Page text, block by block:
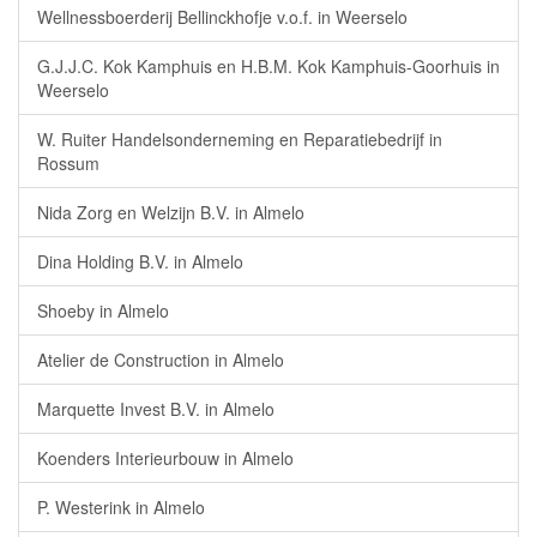
Wellnessboerderij Bellinckhofje v.o.f. in Weerselo
G.J.J.C. Kok Kamphuis en H.B.M. Kok Kamphuis-Goorhuis in
Weerselo
W. Ruiter Handelsonderneming en Reparatiebedrijf in
Rossum
Nida Zorg en Welzijn B.V. in Almelo
Dina Holding B.V. in Almelo
Shoeby in Almelo
Atelier de Construction in Almelo
Marquette Invest B.V. in Almelo
Koenders Interieurbouw in Almelo
P. Westerink in Almelo